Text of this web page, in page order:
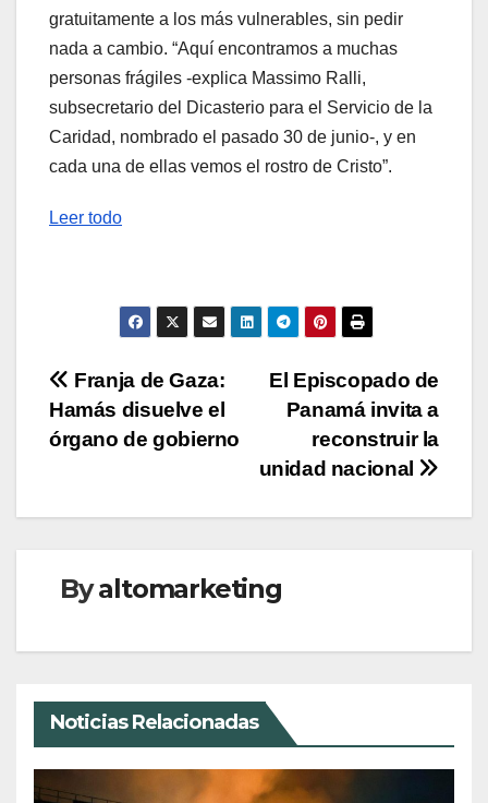
gratuitamente a los más vulnerables, sin pedir
nada a cambio. “Aquí encontramos a muchas
personas frágiles -explica Massimo Ralli,
subsecretario del Dicasterio para el Servicio de la
Caridad, nombrado el pasado 30 de junio-, y en
cada una de ellas vemos el rostro de Cristo”.
Leer todo
Navegación
de
El Episcopado de
Panamá invita a
reconstruir la
unidad nacional
Franja de Gaza:
Hamás disuelve el
órgano de gobierno
Byaltomarketing
Noticias Relacionadas